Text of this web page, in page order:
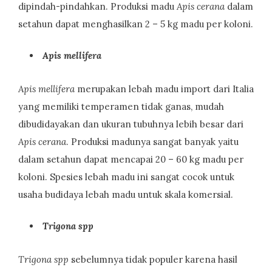
dipindah-pindahkan. Produksi madu Apis cerana dalam
setahun dapat menghasilkan 2 – 5 kg madu per koloni.
Apis mellifera
Apis mellifera merupakan lebah madu import dari Italia
yang memiliki temperamen tidak ganas, mudah
dibudidayakan dan ukuran tubuhnya lebih besar dari
Apis cerana. Produksi madunya sangat banyak yaitu
dalam setahun dapat mencapai 20 – 60 kg madu per
koloni. Spesies lebah madu ini sangat cocok untuk
usaha budidaya lebah madu untuk skala komersial.
Trigona spp
Trigona spp sebelumnya tidak populer karena hasil